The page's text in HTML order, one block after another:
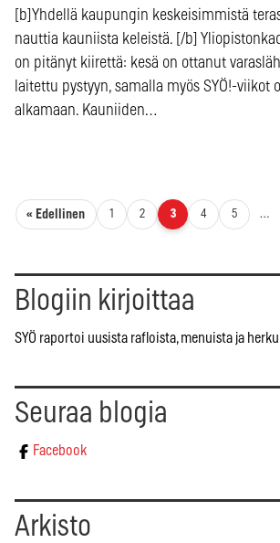
[b]Yhdellä kaupungin keskeisimmistä
nauttia kauniista keleistä. [/b]
on pitänyt kiirettä: kesä on ottanut
laitettu pystyyn, samalla myös SYÖ!-viikot
alkamaan. Kauniiden…
Artikkelien sivutus
« Edellinen 1 2 3 4 5 …
Blogiin kirjoittaa
SYÖ raportoi uusista rafloista, menuista ja
Seuraa blogia
Facebook
Arkisto